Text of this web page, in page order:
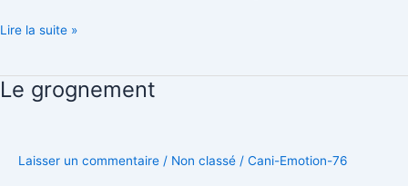
la
Lire la suite »
Le grognement
Laisser un commentaire / Non classé / Cani-Emotion-76
Le
grognement